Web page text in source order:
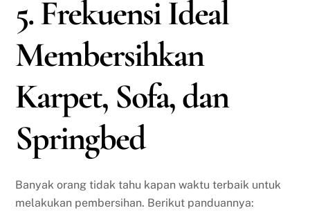
5. Frekuensi Ideal
Membersihkan
Karpet, Sofa, dan
Springbed
Banyak orang tidak tahu kapan waktu terbaik untuk
melakukan pembersihan. Berikut panduannya: